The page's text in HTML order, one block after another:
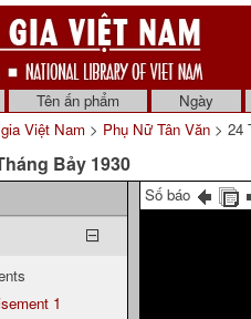
Tên ấn phẩm
Ngày
Việt Nam > Phụ Nữ Tân Văn > 24
Bảy 1930
1
Số báo